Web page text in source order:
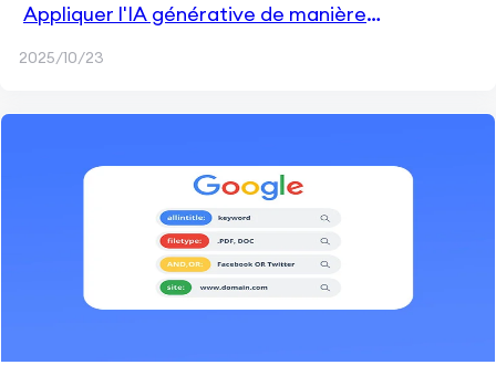
Appliquer l'IA générative de manière
2025/10/23